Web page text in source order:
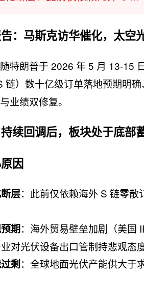
： 马斯克访华催化，太空
特朗普于 2026 年 5 月 13-15
链）数十亿级订单落地预期明
业绩双修复。
持续回调后，板块处于底部
因
层：此前仅依赖海外 S 链零散
期：海外贸易壁垒加剧（美国
对光伏设备出口管制持悲观态
剩 ：全球地面光伏产能供大于